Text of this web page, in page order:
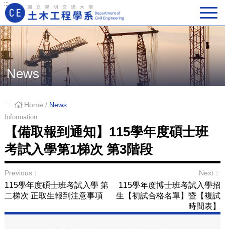
:::
Main Navigation
News
::: Home / News
Information
【備取報到通知】115學年度碩士班
考試入學第1梯次 第3階段
Previous：
115學年度碩士班考試入學 第
二梯次 正取生報到注意事項
Next：
115學年度博士班考試入學招
生【初試合格名單】暨【複試
時間表】